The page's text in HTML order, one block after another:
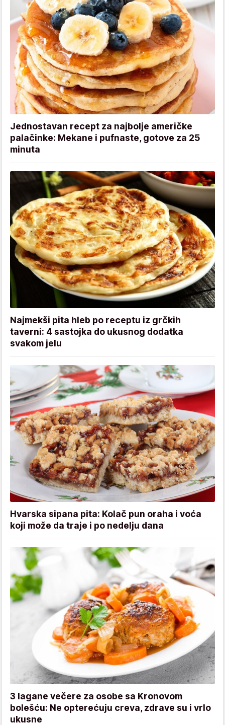
Jednostavan recept za najbolje američke
palačinke: Mekane i pufnaste, gotove za 25
minuta
Najmekši pita hleb po receptu iz grčkih
taverni: 4 sastojka do ukusnog dodatka
svakom jelu
Hvarska sipana pita: Kolač pun oraha i voća
koji može da traje i po nedelju dana
3 lagane večere za osobe sa Kronovom
bolešću: Ne opterećuju creva, zdrave su i vrlo
ukusne